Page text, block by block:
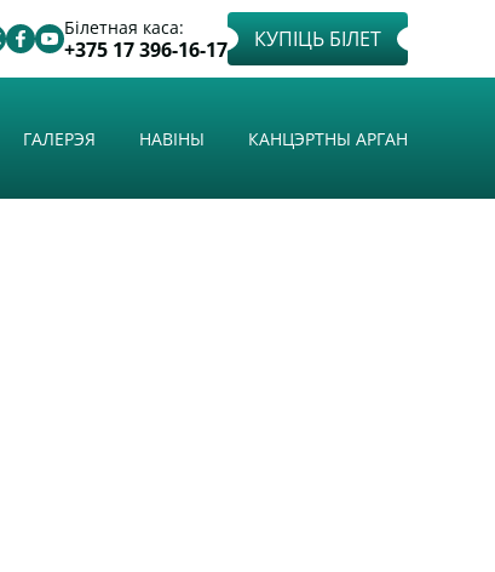
Білетная каса:
+375 17 396-16-17 КУПІЦЬ БІЛЕТ
ГАЛЕРЭЯ НАВІНЫ КАНЦЭРТНЫ АРГАН